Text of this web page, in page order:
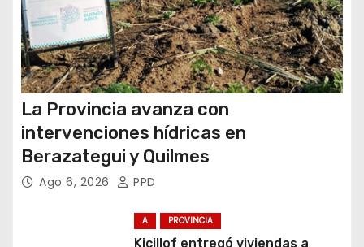
La Provincia avanza con
intervenciones hídricas en
Berazategui y Quilmes
Ago 6, 2026 PPD
A PROVINCIA
Kicillof entregó viviendas a